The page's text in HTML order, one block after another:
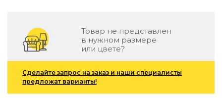
Светящийся камень
Подбор, производство и комплектация по вашему
Все категории товаров
Бренды
Реализованные проекты
Товар не представлен
в нужном размере
или цвете?
Сделайте запрос на заказ и наши специалисты
предложат варианты!